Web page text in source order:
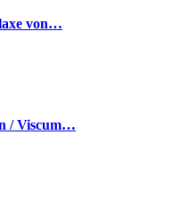
von…
/ Viscum…